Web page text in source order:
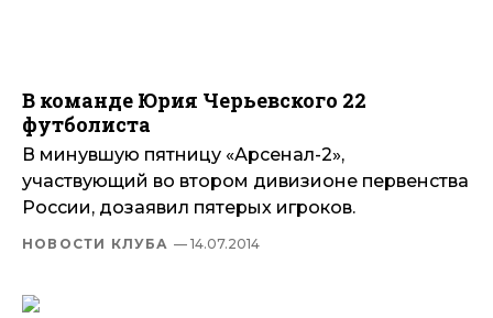
В команде Юрия Черьевского 22
футболиста
В минувшую пятницу «Арсенал-2»,
участвующий во втором дивизионе первенства
России, дозаявил пятерых игроков.
НОВОСТИ КЛУБА — 14.07.2014